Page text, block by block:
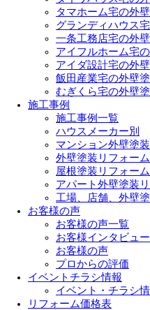
タマホーム宅の外
グランディハウス
一条工務店宅の外
アイフルホーム宅
アイダ設計宅の外
飯田産業宅の外壁
むぎくら宅の外壁
施工事例
施工事例一覧
ハウスメーカー別
マンション外壁塗
外壁塗装リフォーム
屋根塗装リフォーム
アパート外壁塗装
工場、店舗、外壁
お客様の声
お客様の声一覧
お客様インタビュ
お客様の声
プロからの評価
イベントチラシ情報
イベント・チラシ
リフォーム価格表